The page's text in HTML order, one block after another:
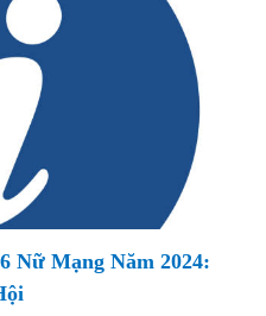
Nữ Mạng Năm 2024: